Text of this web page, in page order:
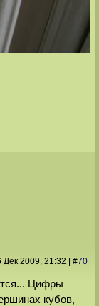
Дек 2009, 21:32 #70
Цифры
кубов,